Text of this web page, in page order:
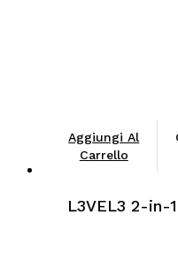
Aggiungi Al
Carrello
L3VEL3 2-in-